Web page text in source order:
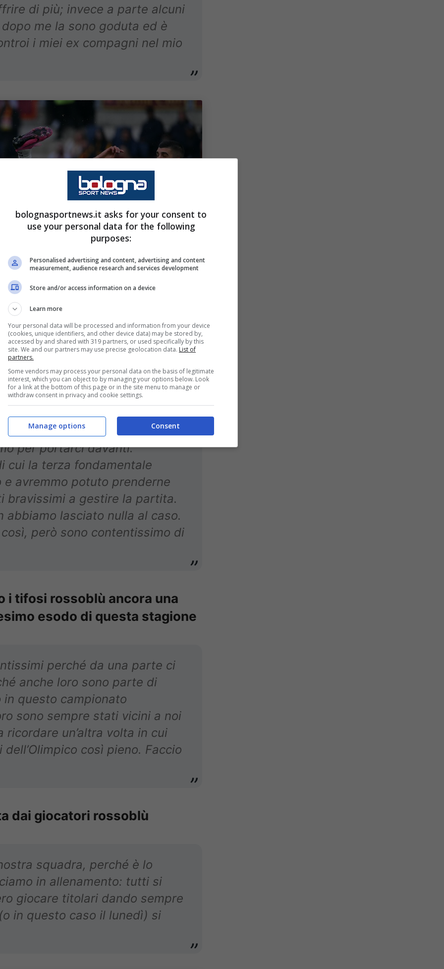
di più; invece a parte alcuni
me la sono goduta ed è
i miei ex compagni nel mio
alla Roma (ph.image-sport)
fornito a El Azzouzi e sulla
fatto lui: ha segnato un goal
per portarci davanti.
cui la terza fondamentale
avremmo potuto prenderne
bravissimi a gestire la partita.
abbiamo lasciato nulla al caso.
però sono contentissimo di
i tifosi rossoblù ancora una
esodo di questa stagione
perché da una parte ci
anche loro sono parte di
questo campionato
sono sempre stati vicini a noi
ricordare un’altra volta in cui
così pieno. Faccio
dai giocatori rossoblù
squadra, perché è lo
in allenamento: tutti si
giocare titolari dando sempre
in questo caso il lunedì) si
bolognasportnews.it asks for your consent to
use your personal data for the following
purposes:
Personalised advertising and content, advertising and content
measurement, audience research and services development
Store and/or access information on a device
Learn more
Your personal data will be processed and information from your device
(cookies, unique identifiers, and other device data) may be stored by,
accessed by and shared with 319 partners, or used specifically by this
site. We and our partners may use precise geolocation data. List of
partners.
Some vendors may process your personal data on the basis of legitimate
interest, which you can object to by managing your options below. Look
for a link at the bottom of this page or in the site menu to manage or
withdraw consent in privacy and cookie settings.
Consent
Manage options